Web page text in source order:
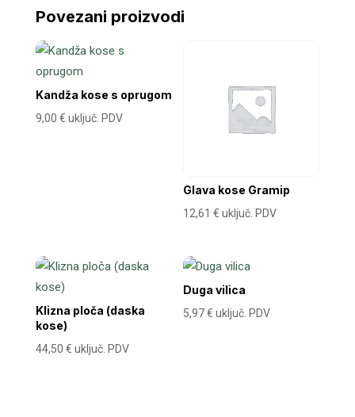
Povezani proizvodi
Kandža kose s oprugom
9,00 € uključ. PDV
Glava kose Gramip
12,61€ uključ. PDV
Klizna ploča (daska
kose)
44,50 € uključ. PDV
Duga vilica
5,97€ uključ. PDV